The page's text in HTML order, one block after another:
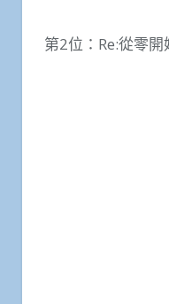
第2位：Re:從零